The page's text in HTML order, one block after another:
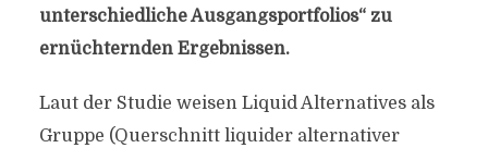
unterschiedliche Ausgangsportfolios“ zu
ernüchternden Ergebnissen.
Laut der Studie weisen Liquid Alternatives als
Gruppe (Querschnitt liquider alternativer